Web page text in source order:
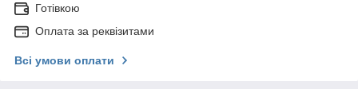
Готівкою
Оплата за реквізитами
Всі умови оплати